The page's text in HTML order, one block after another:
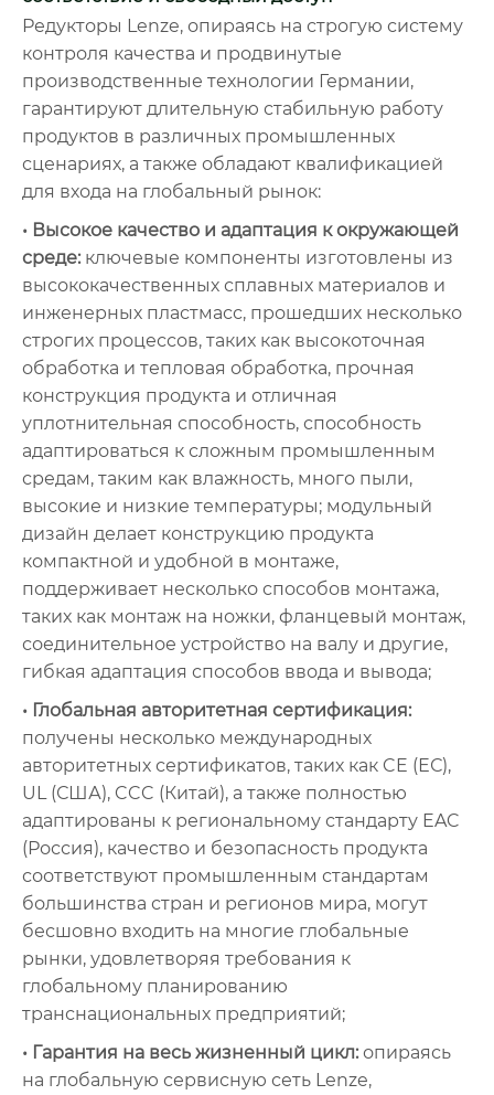
Редукторы Lenze, опираясь на строгую систему
контроля качества и продвинутые
производственные технологии Германии,
гарантируют длительную стабильную работу
продуктов в различных промышленных
сценариях, а также обладают квалификацией
для входа на глобальный рынок:
• Высокое качество и адаптация к окружающей
среде:ключевые компоненты изготовлены из
высококачественных сплавных материалов и
инженерных пластмасс, прошедших несколько
строгих процессов, таких как высокоточная
обработка и тепловая обработка, прочная
конструкция продукта и отличная
уплотнительная способность, способность
адаптироваться к сложным промышленным
средам, таким как влажность, много пыли,
высокие и низкие температуры; модульный
дизайн делает конструкцию продукта
компактной и удобной в монтаже,
поддерживает несколько способов монтажа,
таких как монтаж на ножки, фланцевый монтаж,
соединительное устройство на валу и другие,
гибкая адаптация способов ввода и вывода;
• Глобальная авторитетная сертификация:
получены несколько международных
авторитетных сертификатов, таких как CE (ЕС),
UL (США), CCC (Китай), а также полностью
адаптированы к региональному стандарту EAC
(Россия), качество и безопасность продукта
соответствуют промышленным стандартам
большинства стран и регионов мира, могут
бесшовно входить на многие глобальные
рынки, удовлетворяя требования к
глобальному планированию
транснациональных предприятий;
• Гарантия на весь жизненный цикл:опираясь
на глобальную сервисную сеть Lenze,